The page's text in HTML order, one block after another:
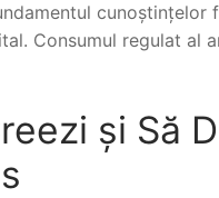
cunoștințelor
Consumul regulat al
și Să